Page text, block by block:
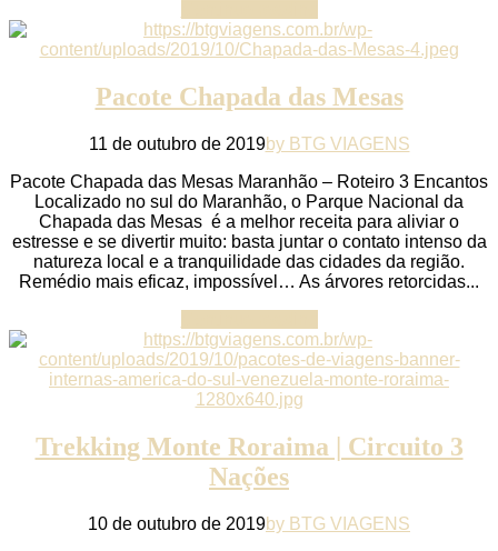
Pacote Chapada das Mesas
11 de outubro de 2019by BTG VIAGENS
Pacote Chapada das Mesas Maranhão – Roteiro 3 Encantos
Localizado no sul do Maranhão, o Parque Nacional da
Chapada das Mesas é a melhor receita para aliviar o
estresse e se divertir muito: basta juntar o contato intenso da
natureza local e a tranquilidade das cidades da região.
Remédio mais eficaz, impossível… As árvores retorcidas...
Trekking Monte Roraima | Circuito 3
Nações
10 de outubro de 2019by BTG VIAGENS